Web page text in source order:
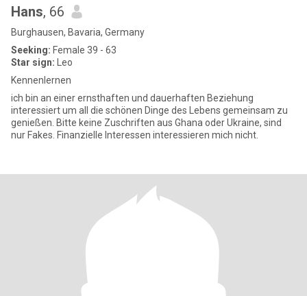
Hans, 66
Burghausen, Bavaria, Germany
Seeking: Female 39 - 63
Star sign: Leo
Kennenlernen
ich bin an einer ernsthaften und dauerhaften Beziehung
interessiert um all die schönen Dinge des Lebens gemeinsam zu
genießen. Bitte keine Zuschriften aus Ghana oder Ukraine, sind
nur Fakes. Finanzielle Interessen interessieren mich nicht.